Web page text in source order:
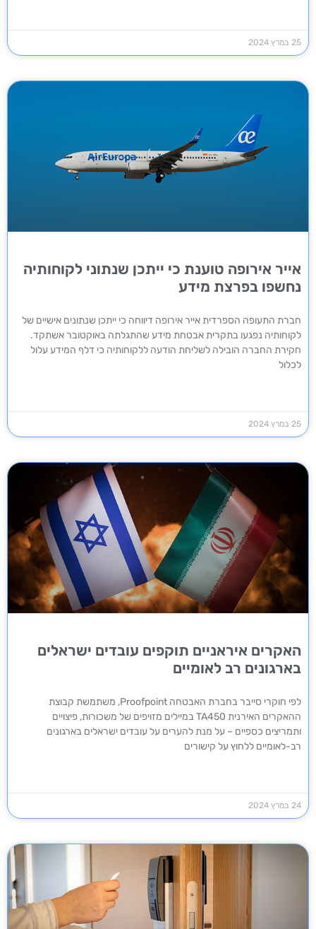
25 במרץ 2024
אייר אירופה טוענת כי ייתכן שנתוני לקוחותיה
נחשפו בפרצת מידע
חברת התעופה הספרדית אייר אירופה דיווחה כי ייתכן שנתונים אישיים של
לקוחותיה נפגעו בתקרית אבטחת מידע שהתגלתה באוקטובר אשתקד.
חקירת החברה הובילה לשליחת הודעה ללקוחותיה כי דלף המידע עלול
לכלול
25 במרץ 2024
האקרים איראניים תוקפים עובדים ישראלים
בארגונים רב לאומיים
לפי חוקרי סייבר בחברת האבטחה Proofpoint, משתמשת קבוצת
ההאקרים האירנית TA450 במיילים מזויפים של משכורות, פיצויים
ותמריצים כספיים – על מנת להערים על עובדים ישראלים בארגונים
רב-לאומיים ללחוץ על קישורים
24 במרץ 2024